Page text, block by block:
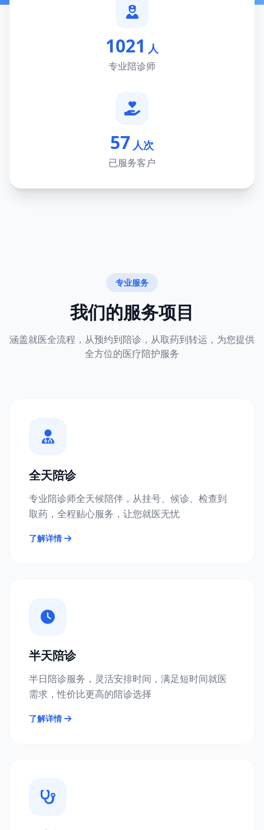
1021 人
专业陪诊师
57 人次
已服务客户
专业服务
我们的服务项目
涵盖就医全流程，从预约到陪诊，从取药到转运，为您提供
全方位的医疗陪护服务
全天陪诊
专业陪诊师全天候陪伴，从挂号、候诊、检查到
取药，全程贴心服务，让您就医无忧
了解详情
半天陪诊
半日陪诊服务，灵活安排时间，满足短时间就医
需求，性价比更高的陪诊选择
了解详情